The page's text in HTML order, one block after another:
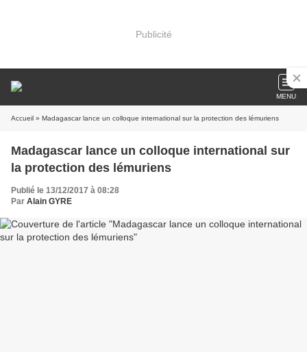
Publicité
MENU
Accueil » Madagascar lance un colloque international sur la protection des lémuriens
Madagascar lance un colloque international sur
la protection des lémuriens
Publié le 13/12/2017 à 08:28
Par Alain GYRE